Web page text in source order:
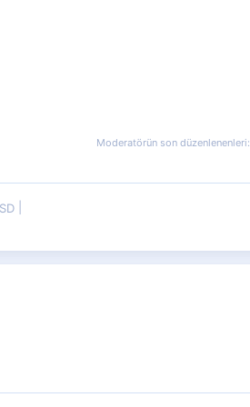
Moderatörün son düzenlenenleri: